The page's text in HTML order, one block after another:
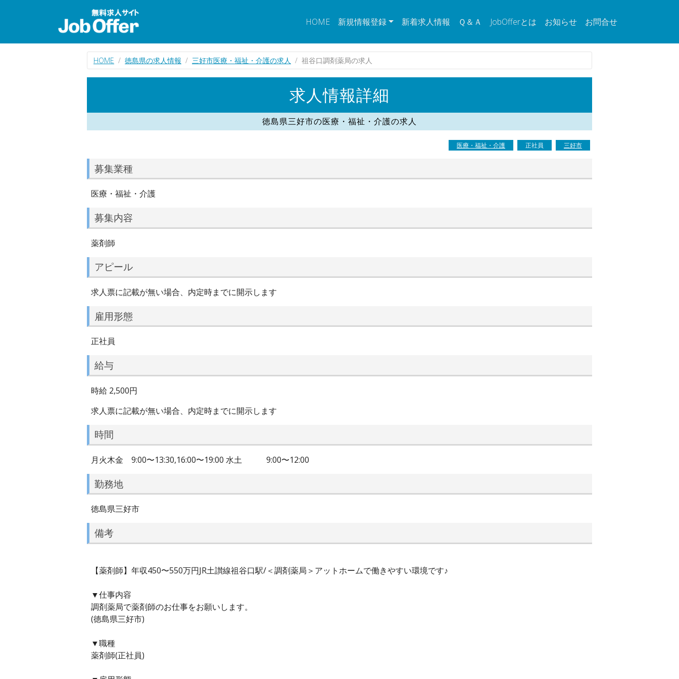
HOME 新規情報登録 新着求人情報 Ｑ＆Ａ JobOfferとは お知らせ お問合せ
HOME 徳島県の求人情報 三好市医療・福祉・介護の求人 祖谷口調剤薬局の求人
求人情報詳細
徳島県三好市の医療・福祉・介護の求人
医療・福祉・介護 正社員 三好市
募集業種
医療・福祉・介護
募集内容
薬剤師
アピール
求人票に記載が無い場合、内定時までに開示します
雇用形態
正社員
給与
時給 2,500円
求人票に記載が無い場合、内定時までに開示します
時間
月火木金 9:00〜13:30,16:00〜19:00 水土 9:00〜12:00
勤務地
徳島県三好市
備考
【薬剤師】年収450〜550万円JR土讃線祖谷口駅/＜調剤薬局＞アットホームで働きやすい環境です♪
▼仕事内容
調剤薬局で薬剤師のお仕事をお願いします。
(徳島県三好市)
▼職種
薬剤師(正社員)